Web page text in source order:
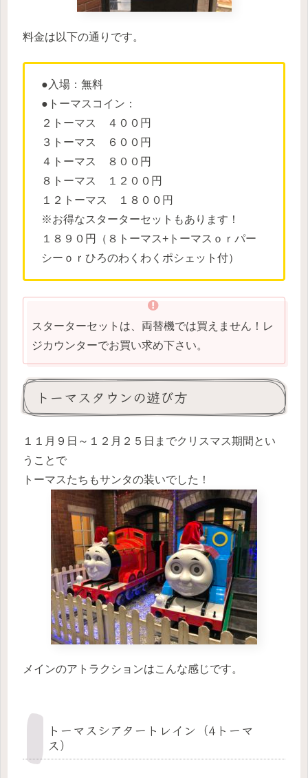
料金は以下の通りです。
●入場：無料
●トーマスコイン：
２トーマス ４００円
３トーマス ６００円
４トーマス ８００円
８トーマス １２００円
１２トーマス １８００円
※お得なスターターセットもあります！
１８９０円（８トーマス+トーマスｏｒパー
シーｏｒひろのわくわくポシェット付）
スターターセットは、両替機では買えません！レ
ジカウンターでお買い求め下さい。
トーマスタウンの遊び方
１１月９日～１２月２５日までクリスマス期間とい
うことで
トーマスたちもサンタの装いでした！
メインのアトラクションはこんな感じです。
トーマスシアタートレイン（4トーマ
ス）